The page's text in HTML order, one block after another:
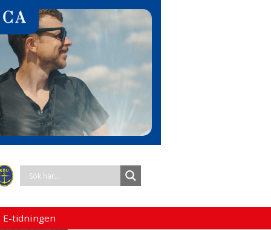
E-tidningen